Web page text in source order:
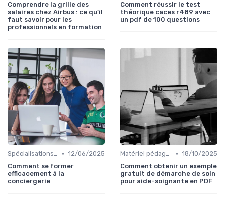
Comprendre la grille des
salaires chez Airbus : ce qu’il
faut savoir pour les
professionnels en formation
Comment réussir le test
théorique caces r489 avec
un pdf de 100 questions
Spécialisations sectorielles • 12/06/2025
Comment se former
efficacement à la
conciergerie
Matériel pédagogique • 18/10/2025
Comment obtenir un exemple
gratuit de démarche de soin
pour aide-soignante en PDF